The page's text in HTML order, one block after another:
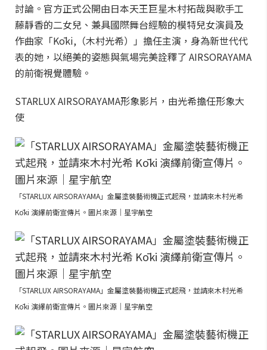
討論。官方正式公開由日本天王巨星木村拓哉與歌手工
藤靜香的二女兒、兼具國際舞台經驗的模特兒女演員及
作曲家「Kōki,（木村光希）」擔任主演，身為新世代代
表的她，以絕美的姿態與氣場完美詮釋了 AIRSORAYAMA
的前衛視覺體驗。
STARLUX AIRSORAYAMA形象影片，由光希擔任形象大
使
「STARLUX AIRSORAYAMA」金屬塗裝藝術機正式起飛，並請來木村光希
Kōki 演繹前衛宣傳片。圖片來源｜星宇航空
「STARLUX AIRSORAYAMA」金屬塗裝藝術機正式起飛，並請來木村光希
Kōki 演繹前衛宣傳片。圖片來源｜星宇航空